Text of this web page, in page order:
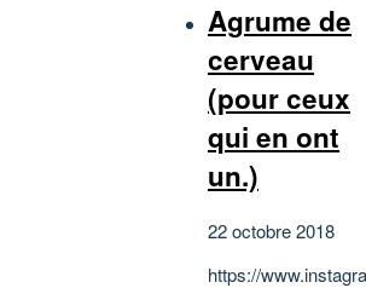
Agrume de
cerveau
(pour ceux
qui en ont
un.)
22 octobre 2018
https://